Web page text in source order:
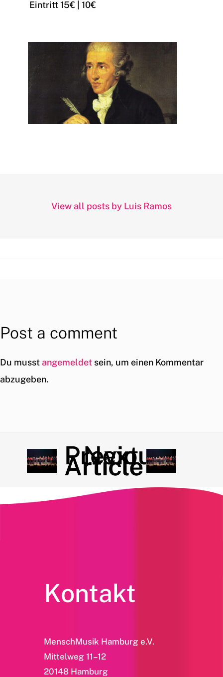
Eintritt 15€ | 10€
View all posts by Luis Ramos
Post a comment
Du musst angemeldet sein, um einen Kommentar
abzugeben.
Previous
Article
Next
Article
Kontakt
MenschMusik Hamburg e.V.
Mittelweg 11–12
20148 Hamburg